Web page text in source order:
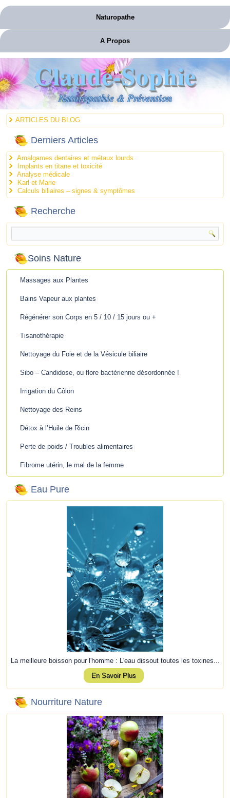
Naturopathe
A Propos
Claude-Sophie
Naturopathie & Prévention
ARTICLES DU BLOG
Derniers Articles
Amalgames dentaires et métaux lourds
Implants en titane et toxicité
Analyse médicale
Karl et Marie
Calculs biliaires – signes & symptômes
Recherche
Soins Nature
Massages aux Plantes
Bains Vapeur aux plantes
Régénérer son Corps en 5 / 10 / 15 jours ou +
Tisanothérapie
Nettoyage du Foie et de la Vésicule biliaire
Sibo – Candidose, ou flore bactérienne désordonnée !
Irrigation du Côlon
Nettoyage des Reins
Détox à l’Huile de Ricin
Perte de poids / Troubles alimentaires
Fibrome utérin, le mal de la femme
Eau Pure
La meilleure boisson pour l'homme : L'eau dissout toutes les toxines...
En Savoir Plus
Nourriture Nature